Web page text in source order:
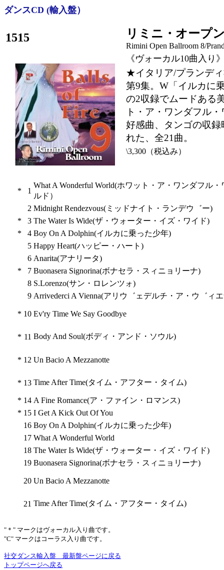
ダンスCD (輸入盤）
1515 リミニ・オープ
Rimini Open Ballroom 8/
《ヴォーカル10曲入り
★イタリア/プランデ
第9集。W「イルカに
の2収録でムードある
ト・ア・ワンダフル
好感曲、タンゴの収
れた、全21曲。
\3,300（税込み）
* 1
What A Wonderful World(ホワット・ア・ワンダフル・
ルド）
2 Midnight Rendezvous(ミッドナイト・ランデウ゛ー)
*
3 The Water Is Wide(ザ・ウォーター・イズ・ワイド)
*
4 Boy On A Dolphin(イルカに乗った少年)
5 Happy Heart(ハッピー・ハート)
6 Anarita(アナリータ)
*
7 Buonasera Signorina(ボナセラ・スィニョリーナ)
8 S.Lorenzo(サン・ロレンツォ)
9 Arrivederci A Vienna(アリウ゛ェデルチ・ア・ウ゛ィ
* 10 Ev'ry Time We Say Goodbye
* 11 Body And Soul(ボディ・アンド・ソウル)
* 12 Un Bacio A Mezzanotte
* 13 Time After Time(タイム・アフター・タイム)
* 14 A Fine Romance(ア・ファイン・ロマンス)
* 15 I Get A Kick Out Of You
16 Boy On A Dolphin(イルカに乗った少年)
17 What A Wonderful World
18 The Water Is Wide(ザ・ウォーター・イズ・ワイド)
19 Buonasera Signorina(ボナセラ・スィニョリーナ)
20 Un Bacio A Mezzanotte
21 Time After Time(タイム・アフター・タイム)
"＊" マークはヴォーカル入り曲です。
"C" マークはコーラス入り曲です。
社交ダンス輸入盤 最新盤ページに戻る
トップページへ戻る